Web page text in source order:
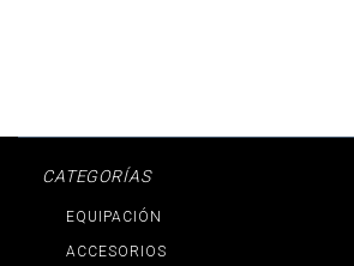
CATEGORÍAS
EQUIPACIÓN
ACCESORIOS